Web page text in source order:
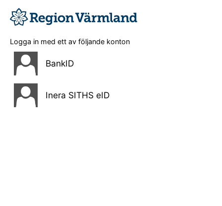
Logga in med ett av följande konton
BankID
Inera SITHS eID